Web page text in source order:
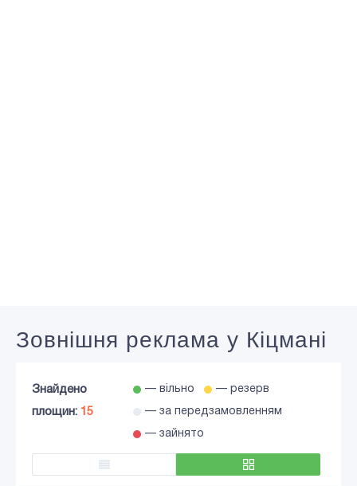
Зовнішня реклама у Кіцмані
Знайдено
площин: 15
— вільно — резерв
— за передзамовленням
— зайнято